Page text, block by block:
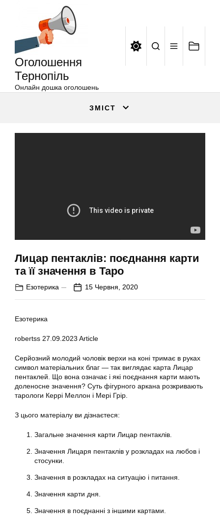
Оголошення
Тернопіль
Онлайн дошка оголошень
ЗМІСТ
Лицар пентаклів: поєднання карти
та її значення в Таро
Езотерика 15 Червня, 2020
Езотерика
robertss 27.09.2023 Article
Серйозний молодий чоловік верхи на коні тримає в руках
символ матеріальних благ — так виглядає карта Лицар
пентаклей. Що вона означає і які поєднання карти мають
доленосне значення? Суть фігурного аркана розкривають
тарологи Керрі Меллон і Мері Грір.
З цього матеріалу ви дізнаєтеся:
Загальне значення карти Лицар пентаклів.
Значення Лицаря пентаклів у розкладах на любов і
стосунки.
Значення в розкладах на ситуацію і питання.
Значення карти дня.
Значення в поєднанні з іншими картами.